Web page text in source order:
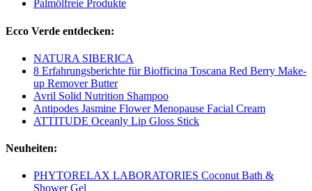
Palmölfreie Produkte
Ecco Verde entdecken:
NATURA SIBERICA
8 Erfahrungsberichte für Biofficina Toscana Red Berry Make-
up Remover Butter
Avril Solid Nutrition Shampoo
Antipodes Jasmine Flower Menopause Facial Cream
ATTITUDE Oceanly Lip Gloss Stick
Neuheiten:
PHYTORELAX LABORATORIES Coconut Bath &
Shower Gel